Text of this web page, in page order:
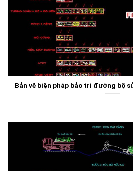
Bản vẽ biện pháp bảo trì đường bộ